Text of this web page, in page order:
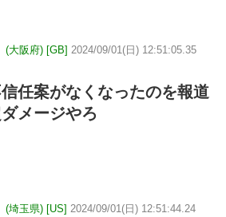
(大阪府) [GB] 2024/09/01(日) 12:51:05.35
任案がなくなったのを報道
メージやろ
(埼玉県) [US] 2024/09/01(日) 12:51:44.24